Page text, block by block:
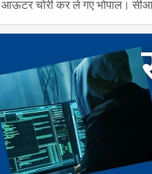
आऊटर चोरी कर ले गए भोपाल।